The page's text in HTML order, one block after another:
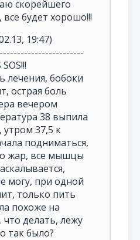
скорейшего
будет хорошо!!!
19:47)
лечения, бобоки
острая боль
вечером
38 выпила
утром 37,5 к
подниматься,
жар, все мышцы
могу, при одной
только пить
похоже на
что делать, лежу
так было?